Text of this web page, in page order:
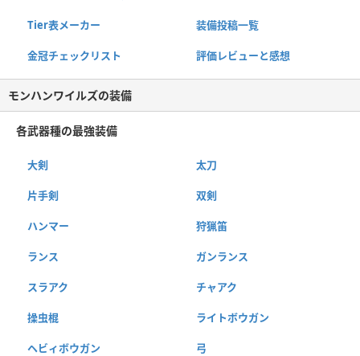
Tier表メーカー 装備投稿一覧
金冠チェックリスト 評価レビューと感想
モンハンワイルズの装備
各武器種の最強装備
大剣 太刀
片手剣 双剣
ハンマー 狩猟笛
ランス ガンランス
スラアク チャアク
操虫棍 ライトボウガン
ヘビィボウガン 弓